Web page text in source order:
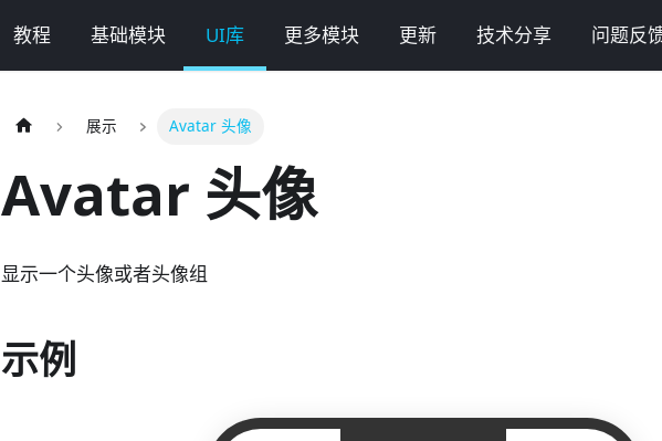
教程 基础模块 UI库 更多模块 更新 技术分享 问题反
展示 Avatar 头像
Avatar 头像
显示一个头像或者头像组
示例